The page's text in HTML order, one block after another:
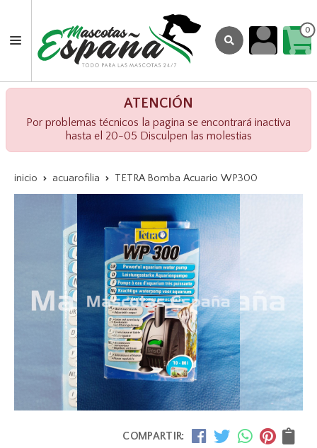
0
ATENCIÓN
Por problemas técnicos la pagina se encontrará inactiva
hasta el 20-05 Disculpen las molestias
inicio acuarofilia TETRA Bomba Acuario WP300
COMPARTIR: